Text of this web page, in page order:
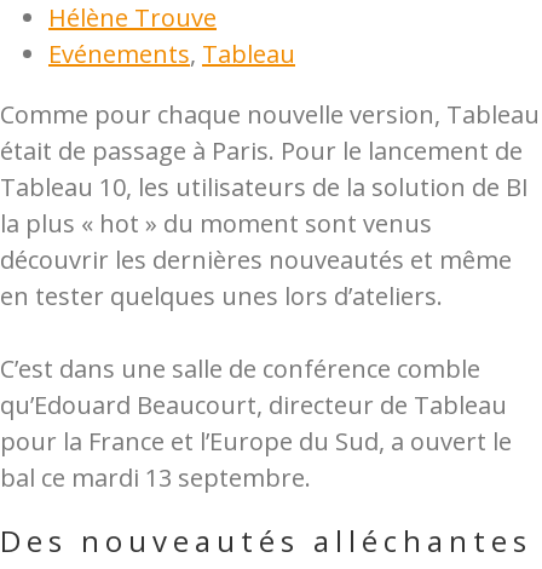
Hélène Trouve
Evénements, Tableau
Comme pour chaque nouvelle version, Tableau
était de passage à Paris. Pour le lancement de
Tableau 10, les utilisateurs de la solution de BI
la plus « hot » du moment sont venus
découvrir les dernières nouveautés et même
en tester quelques unes lors d’ateliers.
C’est dans une salle de conférence comble
qu’Edouard Beaucourt, directeur de Tableau
pour la France et l’Europe du Sud, a ouvert le
bal ce mardi 13 septembre.
Des nouveautés alléchantes